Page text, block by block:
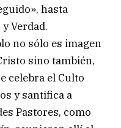
hasta
Verdad.
no sólo es imagen
sino también,
celebra el Culto
y santifica a
Pastores, como